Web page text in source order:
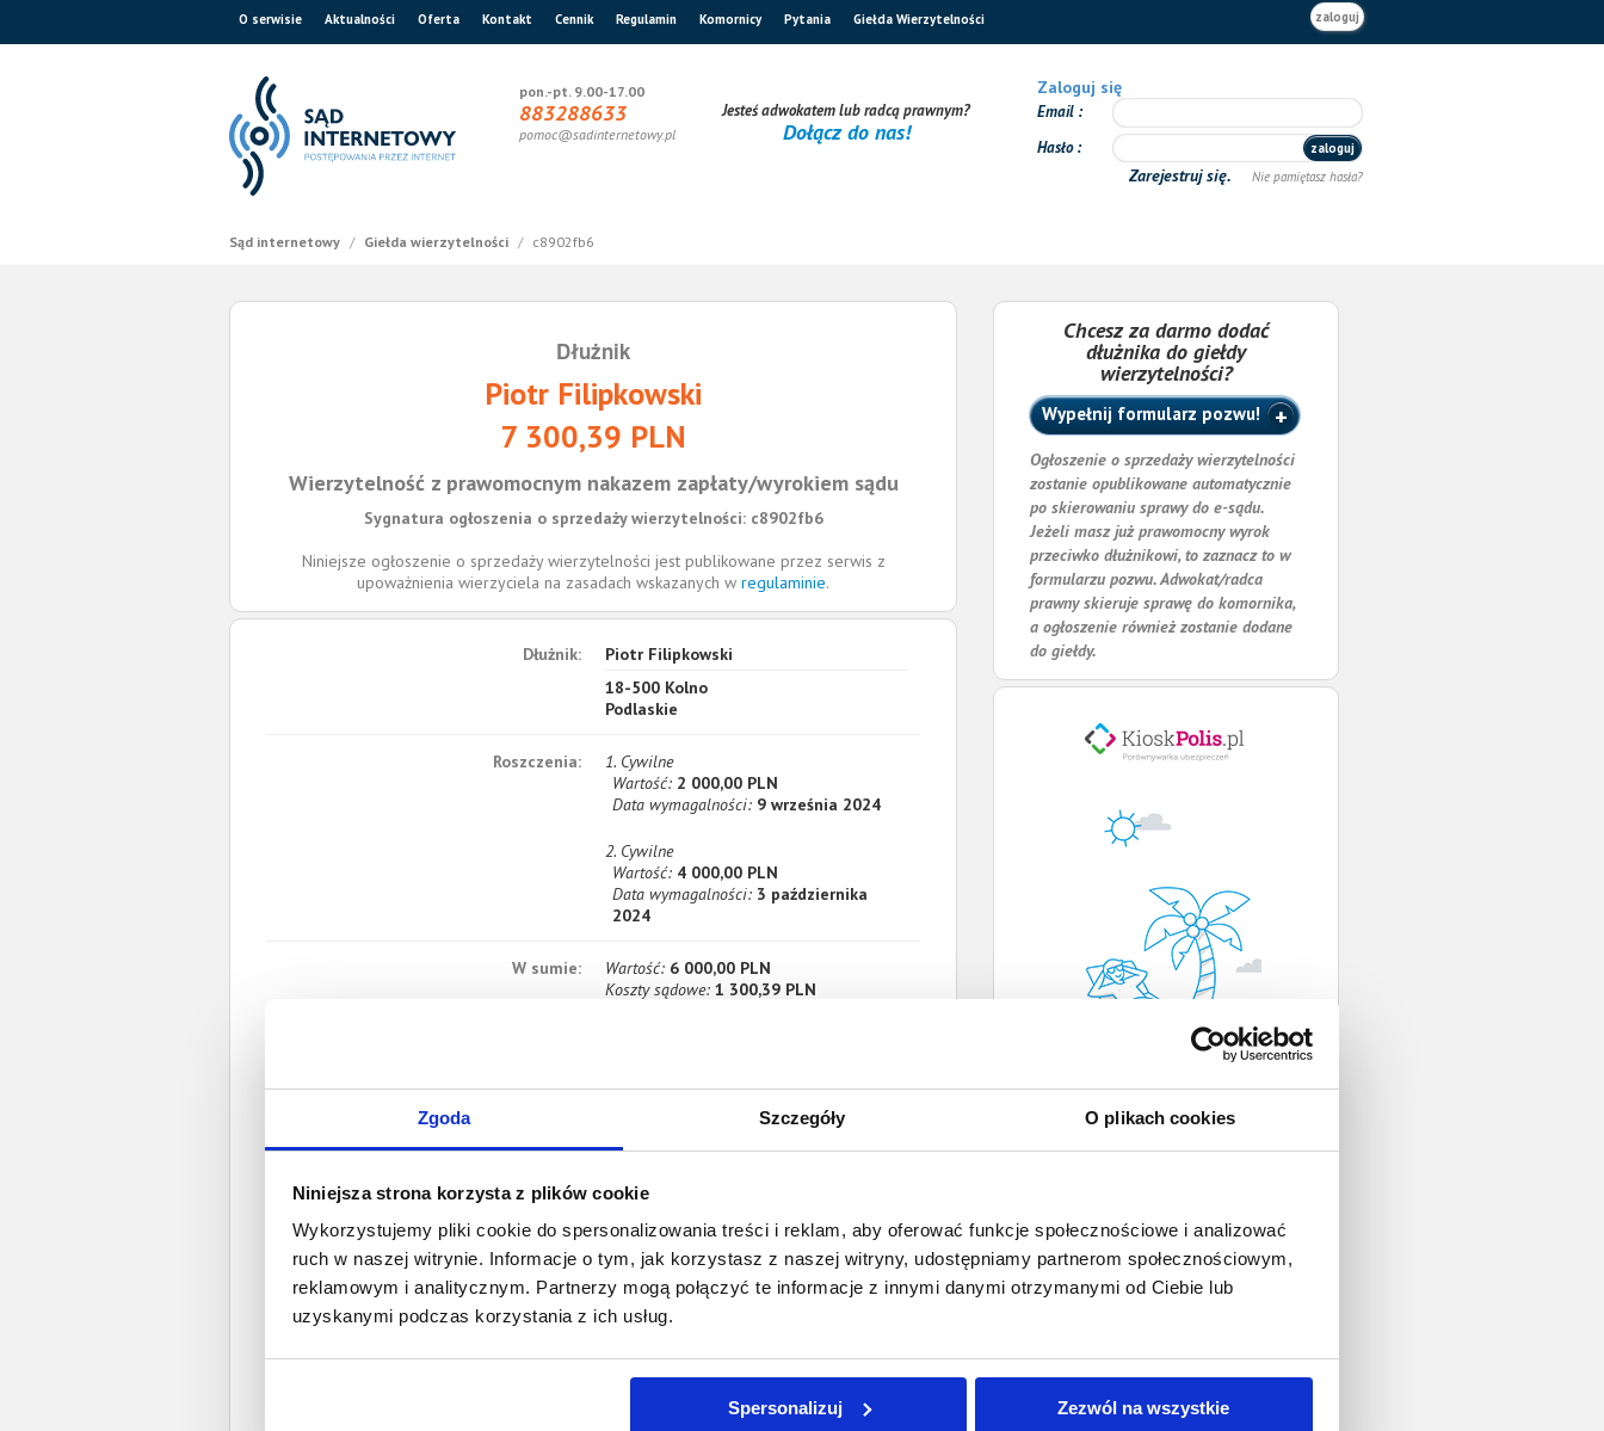
Zgoda Szczegóły O plikach cookies
Niniejsza strona korzysta z plików cookie
Wykorzystujemy pliki cookie do spersonalizowania treści i reklam, aby oferować funkcje społecznościowe i analizować
ruch w naszej witrynie. Informacje o tym, jak korzystasz z naszej witryny, udostępniamy partnerom społecznościowym,
reklamowym i analitycznym. Partnerzy mogą połączyć te informacje z innymi danymi otrzymanymi od Ciebie lub
uzyskanymi podczas korzystania z ich usług.
Spersonalizuj Zezwól na wszystkie
O serwisie Aktualności Oferta Kontakt Cennik Regulamin Komornicy Pytania Giełda Wierzytelności zaloguj
pon.-pt. 9.00-17.00
883288633
pomoc@sadinternetowy.pl
Jesteś adwokatem lub radcą prawnym?
Dołącz do nas!
Zaloguj się
Email
Hasło
zaloguj
Zarejestruj się. Nie pamiętasz hasła?
Sąd internetowy / Giełda wierzytelności / c8902fb6
Dłużnik
Piotr Filipkowski
7 300,39 PLN
Wierzytelność z prawomocnym nakazem zapłaty/wyrokiem sądu
Sygnatura ogłoszenia o sprzedaży wierzytelności: c8902fb6
Niniejsze ogłoszenie o sprzedaży wierzytelności jest publikowane przez serwis z
upoważnienia wierzyciela na zasadach wskazanych w regulaminie.
Dłużnik:
Piotr Filipkowski
18-500 Kolno
Podlaskie
Roszczenia:
1. Cywilne
Wartość: 2 000,00 PLN
Data wymagalności: 9 września 2024
2. Cywilne
Wartość: 4 000,00 PLN
Data wymagalności: 3 października
2024
W sumie: Wartość: 6 000,00 PLN
Koszty sądowe:1 300,39 PLN
Prawomocny nakaz zapłaty/
wyrok sądu z dnia:
Data wystawienia: 30 maja 2025
Pełnomocnik wierzyciela:
Anna Emilia Olesiuk
Chcesz za darmo dodać
dłużnika do giełdy
wierzytelności?
Wypełnij formularz pozwu!
Ogłoszenie o sprzedaży wierzytelności
zostanie opublikowane automatycznie
po skierowaniu sprawy do e-sądu.
Jeżeli masz już prawomocny wyrok
przeciwko dłużnikowi, to zaznacz to w
formularzu pozwu. Adwokat/radca
prawny skieruje sprawę do komornika,
a ogłoszenie również zostanie dodane
do giełdy.